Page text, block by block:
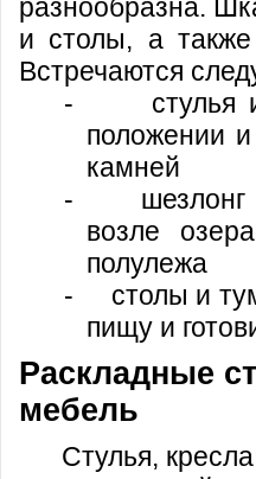
разнообразна.
и столы, а
Встречаются
-
стулья
положении
камней
-
возле
полулежа
-
столы и
пищу и
Раскладные
мебель
Стулья,